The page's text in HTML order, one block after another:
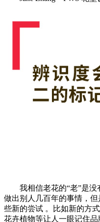
我相信老花的“老”是没
做出别人几百年的事情，
些新的尝试 。比如新的方
花卉植物等让人一眼记住